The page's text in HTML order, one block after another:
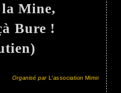
Mine,
Bure !
Organisé parL'association Mimir